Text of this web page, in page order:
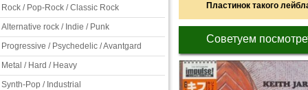
Rock / Pop-Rock / Classic Rock
Alternative rock / Indie / Punk
Progressive / Psychedelic / Avantgard
Metal / Hard / Heavy
Synth-Pop / Industrial
Пластинок такого
Советуем